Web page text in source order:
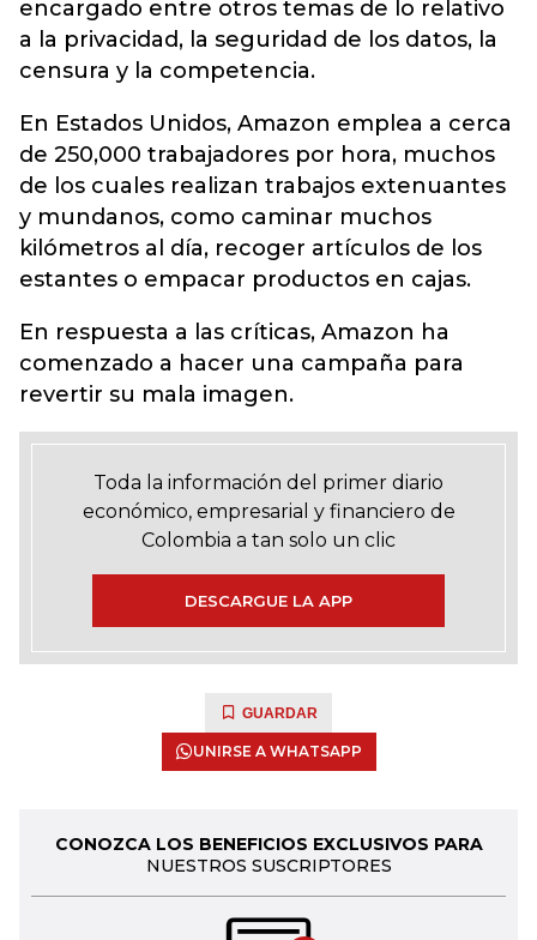
encargado entre otros temas de lo relativo
a la privacidad, la seguridad de los datos, la
censura y la competencia.
En Estados Unidos, Amazon emplea a cerca
de 250,000 trabajadores por hora, muchos
de los cuales realizan trabajos extenuantes
y mundanos, como caminar muchos
kilómetros al día, recoger artículos de los
estantes o empacar productos en cajas.
En respuesta a las críticas, Amazon ha
comenzado a hacer una campaña para
revertir su mala imagen.
Toda la información del primer diario
económico, empresarial y financiero de
Colombia a tan solo un clic
DESCARGUE LA APP
GUARDAR
UNIRSE A WHATSAPP
CONOZCA LOS BENEFICIOS EXCLUSIVOS PARA
NUESTROS SUSCRIPTORES